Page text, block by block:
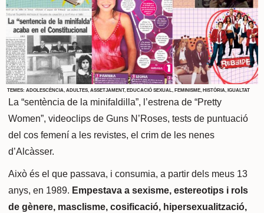
TEMES: ADOLESCÈNCIA, ADULTES, ASSETJAMENT, EDUCACIÓ SEXUAL, FEMINISME, HISTÒRIA, IGUALTAT
La “sentència de la minifaldilla”, l’estrena de “Pretty
Women”, videoclips de Guns N’Roses, tests de puntuació
del cos femení a les revistes, el crim de les nenes
d’Alcàsser.
Això és el que passava, i consumia, a partir dels meus 13
anys, en 1989. Empestava a sexisme, estereotips i rols
de gènere, masclisme, cosificació, hipersexualització,